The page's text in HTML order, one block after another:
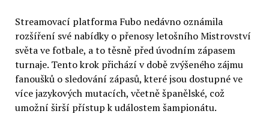
Streamovací platforma Fubo nedávno oznámila
rozšíření své nabídky o přenosy letošního Mistrovství
světa ve fotbale, a to těsně před úvodním zápasem
turnaje. Tento krok přichází v době zvýšeného zájmu
fanoušků o sledování zápasů, které jsou dostupné ve
více jazykových mutacích, včetně španělské, což
umožní širší přístup k událostem šampionátu.